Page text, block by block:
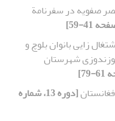
صفویه در سفرنامة
‏زایی بانوان بلوچ و
شهرستان
[دوره 13، شماره